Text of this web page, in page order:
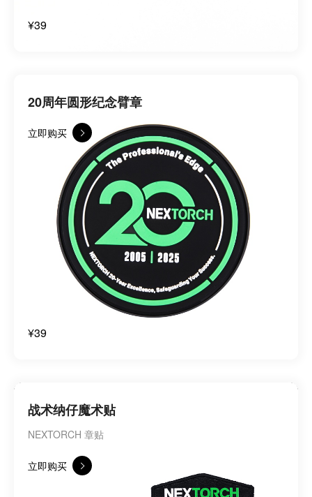
¥39
20周年圆形纪念臂章
立即购买
¥39
战术纳仔魔术贴
NEXTORCH 章贴
立即购买